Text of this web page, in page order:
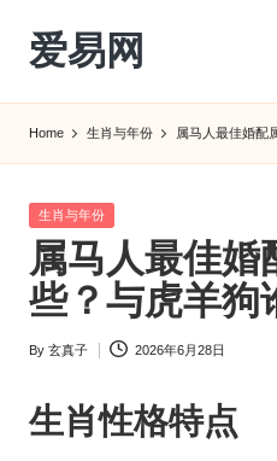
Skip
content
爱易网
转
农
历
阴
历
Home 生肖与年份 属马人最佳婚配
Posted
生肖与年份
属马人最佳婚
些？与虎羊狗
Posted
By 玄真子 2026年6月28日
生肖性格特点